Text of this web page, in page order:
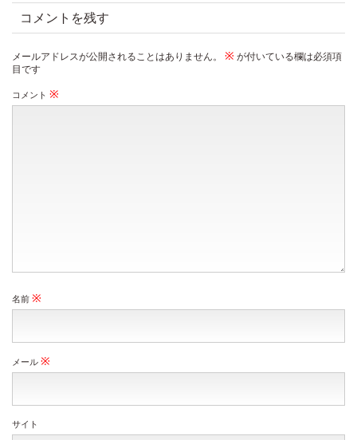
コメントを残す
メールアドレスが公開されることはありません。 ※ が付いている欄は必須項
目です
コメント ※
名前 ※
メール ※
サイト